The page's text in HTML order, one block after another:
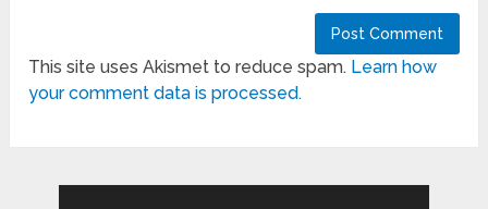
This site uses Akismet to reduce spam. Learn how
your comment data is processed.